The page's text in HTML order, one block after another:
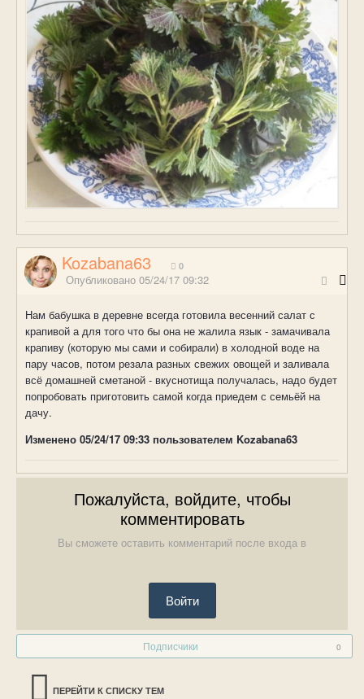
Kozabana63 0
Опубликовано 05/24/17 09:32
Нам бабушка в деревне всегда готовила весенний салат с
крапивой а для того что бы она не жалила язык - замачивала
крапиву (которую мы сами и собирали) в холодной воде на
пару часов, потом резала разных свежих овощей и заливала
всё домашней сметаной - вкуснотища получалась, надо будет
попробовать приготовить самой когда приедем с семьёй на
дачу.
Изменено 05/24/17 09:33 пользователем Kozabana63
Пожалуйста, войдите, чтобы
комментировать
Вы сможете оставить комментарий после входа в
Войти
Подписчики 0
ПЕРЕЙТИ К СПИСКУ ТЕМ